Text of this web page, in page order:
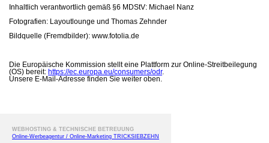
Inhaltlich verantwortlich gemäß §6 MDStV: Michael Nanz
Fotografien: Layoutlounge und Thomas Zehnder
Bildquelle (Fremdbilder): www.fotolia.de
Die Europäische Kommission stellt eine Plattform zur Online-Streitbeilegung
(OS) bereit: https://ec.europa.eu/consumers/odr.
Unsere E-Mail-Adresse finden Sie weiter oben.
WEBHOSTING & TECHNISCHE BETREUUNG
Online-Werbeagentur / Online-Marketing TRICKSIEBZEHN